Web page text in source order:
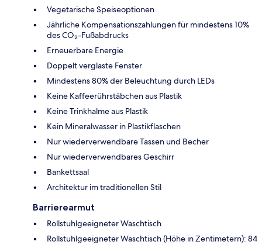
Vegetarische Speiseoptionen
Jährliche Kompensationszahlungen für mindestens 10%
des CO₂-Fußabdrucks
Erneuerbare Energie
Doppelt verglaste Fenster
Mindestens 80% der Beleuchtung durch LEDs
Keine Kaffeerührstäbchen aus Plastik
Keine Trinkhalme aus Plastik
Kein Mineralwasser in Plastikflaschen
Nur wiederverwendbare Tassen und Becher
Nur wiederverwendbares Geschirr
Bankettsaal
Architektur im traditionellen Stil
Barrierearmut
Rollstuhlgeeigneter Waschtisch
Rollstuhlgeeigneter Waschtisch (Höhe in Zentimetern): 84